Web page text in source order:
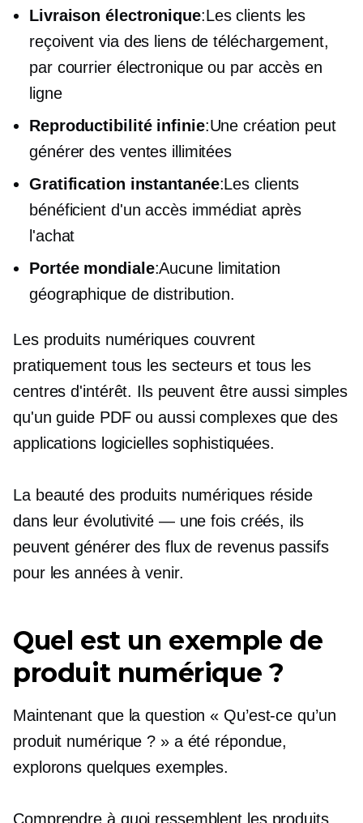
Livraison électronique:Les clients les
reçoivent via des liens de téléchargement,
par courrier électronique ou par accès en
ligne
Reproductibilité infinie:Une création peut
générer des ventes illimitées
Gratification instantanée:Les clients
bénéficient d'un accès immédiat après
l'achat
Portée mondiale:Aucune limitation
géographique de distribution.
Les produits numériques couvrent
pratiquement tous les secteurs et tous les
centres d'intérêt. Ils peuvent être aussi simples
qu'un guide PDF ou aussi complexes que des
applications logicielles sophistiquées.
La beauté des produits numériques réside
dans leurévolutivité — une foiscréés, ils
peuvent générer des flux de revenus passifs
pour les années à venir.
Quel est un exemple de
produit numérique ?
Maintenant que la question « Qu’est-ce qu’un
produit numérique ? » a été répondue,
explorons quelques exemples.
Comprendre à quoi ressemblent les produits